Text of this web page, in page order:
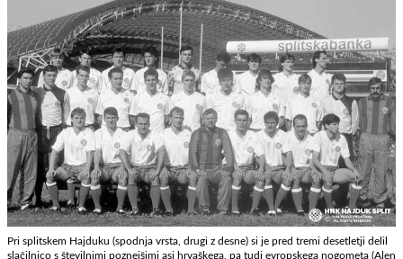
Pri splitskem Hajduku (spodnja vrsta, drugi z desne) si je pred tremi desetletji delil
slačilnico s številnimi poznejšimi asi hrvaškega, pa tudi evropskega nogometa (Alen